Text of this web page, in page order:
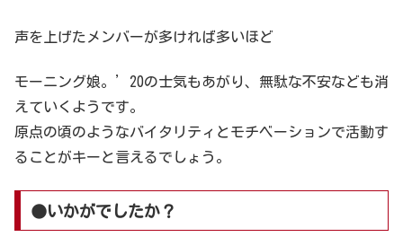
声を上げたメンバーが多ければ多いほど
モーニング娘。’20の士気もあがり、無駄な不安なども消
えていくようです。
原点の頃のようなバイタリティとモチベーションで活動す
ることがキーと言えるでしょう。
●いかがでしたか？